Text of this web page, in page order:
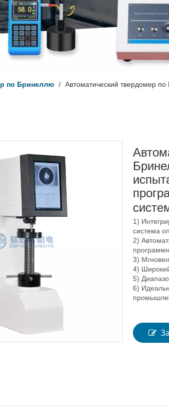
по Бринеллю / Автоматический твердомер
1)
система
2)
3)
4)
5)
6)